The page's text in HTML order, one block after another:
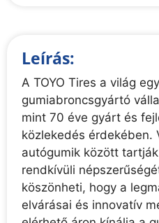
Leírás:
A TOYO Tires a világ
gumiabroncsgyártó
mint 70 éve gyárt és
közlekedés érdekében.
autógumik között
rendkívüli
köszönheti, hogy a
elvárásai és innovatív